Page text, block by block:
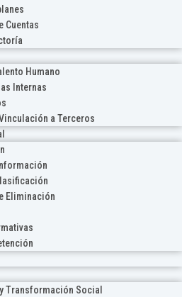
Cuentas
Humano
Internas
a Terceros
Eliminación
Transformación Social